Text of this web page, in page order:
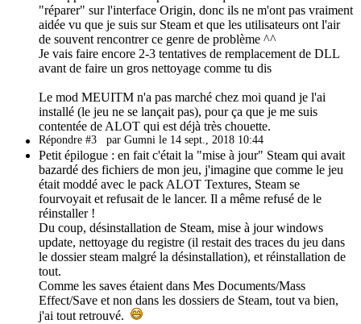
"réparer" sur l'interface Origin, donc ils ne m'ont pas vraiment
aidée vu que je suis sur Steam et que les utilisateurs ont l'air
de souvent rencontrer ce genre de problème ^^
Je vais faire encore 2-3 tentatives de remplacement de DLL
avant de faire un gros nettoyage comme tu dis
Le mod MEUITM n'a pas marché chez moi quand je l'ai
installé (le jeu ne se lançait pas), pour ça que je me suis
contentée de ALOT qui est déjà très chouette.
Répondre #3 par Gumni le 14 sept., 2018 10:44
Petit épilogue : en fait c'était la "mise à jour" Steam qui avait
bazardé des fichiers de mon jeu, j'imagine que comme le jeu
était moddé avec le pack ALOT Textures, Steam se
fourvoyait et refusait de le lancer. Il a même refusé de le
réinstaller !
Du coup, désinstallation de Steam, mise à jour windows
update, nettoyage du registre (il restait des traces du jeu dans
le dossier steam malgré la désinstallation), et réinstallation de
tout.
Comme les saves étaient dans Mes Documents/Mass
Effect/Save et non dans les dossiers de Steam, tout va bien,
j'ai tout retrouvé.